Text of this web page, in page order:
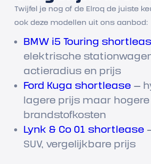
Twijfel je nog of de Elroq de juiste
ook deze modellen uit ons aanbod:
BMW i5 Touring
elektrische
actieradius en prijs
Ford Kuga shortlease —
lagere prijs maar hogere
brandstofkosten
Lynk & Co 01 shortlease
SUV, vergelijkbare prijs